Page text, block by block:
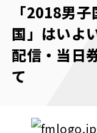
「2018男
国」はいよ
配信・当日
て